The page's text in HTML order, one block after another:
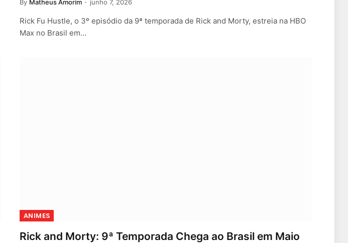
By Matheus Amorim junho 7, 2026
Rick Fu Hustle, o 3º episódio da 9ª temporada de Rick and Morty, estreia na HBO
Max no Brasil em…
ANIMES
Rick and Morty: 9ª Temporada Chega ao Brasil em Maio